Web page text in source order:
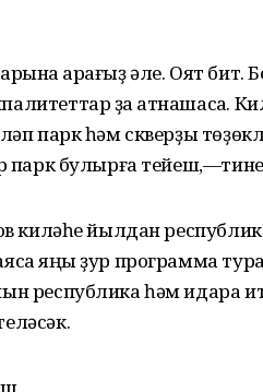
ҡарағыҙ әле. Оят бит.
ҙа ҡатнашасаҡ.
парк һәм скверҙы
парк булырға
киләһе йылдан
яңы ҙур программа
республика һәм идара